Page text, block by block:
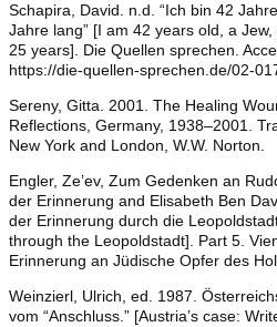
Schapira, David. n.d. “Ich bin 42
Jahre lang” [I am 42 years old, a
25 years]. Die Quellen sprechen.
https://die-quellen-sprechen.de/02-
Sereny, Gitta. 2001. The Healing
Reflections, Germany, 1938–2001.
New York and London, W.W. Norton.
Engler, Ze’ev, Zum Gedenken an
der Erinnerung and Elisabeth Ben
der Erinnerung durch die
through the Leopoldstadt]. Part 5.
Erinnerung an Jüdische Opfer des
Weinzierl, Ulrich, ed. 1987.
vom “Anschluss.” [Austria’s case: